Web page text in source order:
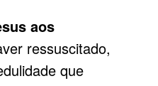
aos
ressuscitado,
que